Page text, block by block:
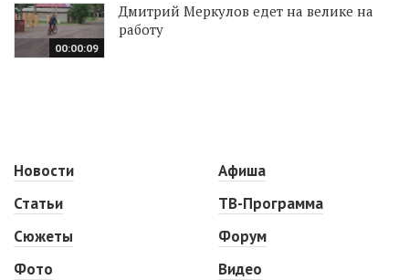
00:00:09
Дмитрий Меркулов едет на велике на
работу
Новости
Статьи
Сюжеты
Фото
Афиша
ТВ-Программа
Форум
Видео